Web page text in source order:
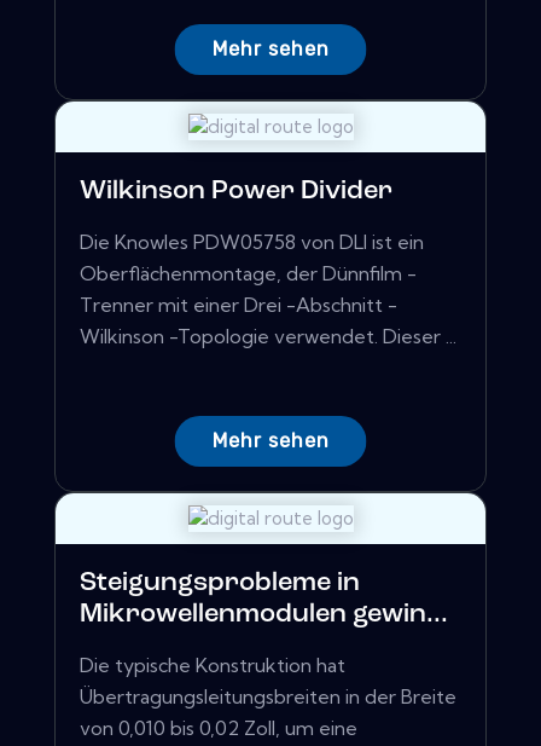
Mehr sehen
Wilkinson Power Divider
Die Knowles PDW05758 von DLI ist ein
Oberflächenmontage, der Dünnfilm -
Trenner mit einer Drei -Abschnitt -
Wilkinson -Topologie verwendet. Dieser ...
Mehr sehen
Steigungsprobleme in
Mikrowellenmodulen gewin...
Die typische Konstruktion hat
Übertragungsleitungsbreiten in der Breite
von 0,010 bis 0,02 Zoll, um eine